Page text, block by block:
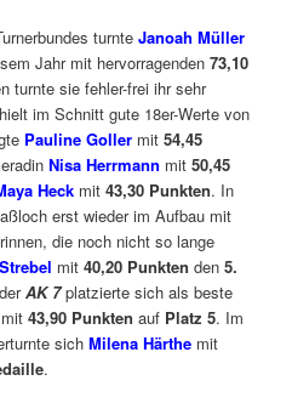
turnteJanoah Müller
Jahr mit hervorragenden73,10
turnte sie fehler-frei ihr sehr
im Schnitt gute 18er-Werte von
Pauline Goller mit54,45
Nisa Herrmann mit50,45
Heck mit43,30 Punkten. In
erst wieder im Aufbau mit
die noch nicht so lange
mit40,20 Punkten den5.
AK 7platzierte sich als beste
mit43,90 Punkten auf Platz 5. Im
sichMilena Härthe mit
.